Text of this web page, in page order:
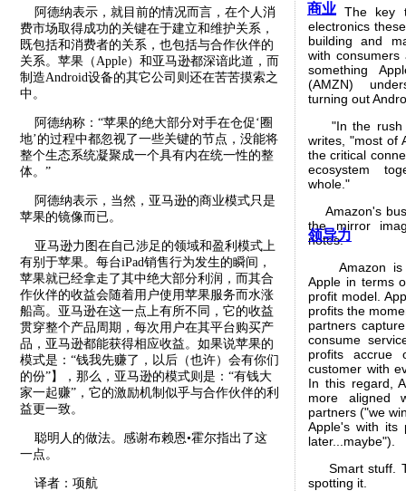
商业
领导力
阿德纳表示，就目前的情况而言，在个人消
费市场取得成功的关键在于建立和维护关系，
既包括和消费者的关系，也包括与合作伙伴的
关系。苹果（Apple）和亚马逊都深谙此道，而
制造Android设备的其它公司则还在苦苦摸索之
中。
阿德纳称：“苹果的绝大部分对手在仓促‘圈
地’的过程中都忽视了一些关键的节点，没能将
整个生态系统凝聚成一个具有内在统一性的整
体。”
阿德纳表示，当然，亚马逊的商业模式只是
苹果的镜像而已。
亚马逊力图在自己涉足的领域和盈利模式上
有别于苹果。每台iPad销售行为发生的瞬间，
苹果就已经拿走了其中绝大部分利润，而其合
作伙伴的收益会随着用户使用苹果服务而水涨
船高。亚马逊在这一点上有所不同，它的收益
贯穿整个产品周期，每次用户在其平台购买产
品，亚马逊都能获得相应收益。如果说苹果的
模式是：“钱我先赚了，以后（也许）会有你们
的份”】，那么，亚马逊的模式则是：“有钱大
家一起赚”，它的激励机制似乎与合作伙伴的利
益更一致。
聪明人的做法。感谢布赖恩•霍尔指出了这
一点。
译者：项航
The key to
electronics
building and
with
something
(AMZN)
turning out
"In the rush
writes, "most of
the critical
ecosystem
whole."
Amazon's
the mirror
notes:
Amazon is
Apple in terms
profit model.
profits the
partners
consume
profits accrue
customer with
In this regard,
more aligned
partners ("we
Apple's with its
later...maybe").
Smart stuff.
spotting it.